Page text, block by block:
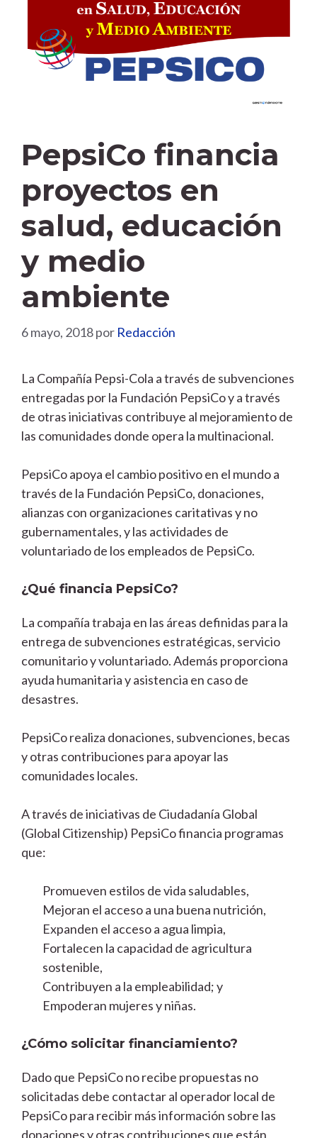
PepsiCo financia
proyectos en
salud, educación
y medio
ambiente
6 mayo, 2018por Redacción
La Compañía Pepsi-Cola a través de subvenciones
entregadas por la Fundación PepsiCo y a través
de otras iniciativas contribuye al mejoramiento de
las comunidades donde opera la multinacional.
PepsiCo apoya el cambio positivo en el mundo a
través de la Fundación PepsiCo, donaciones,
alianzas con organizaciones caritativas y no
gubernamentales, y las actividades de
voluntariado de los empleados de PepsiCo.
¿Qué financia PepsiCo?
La compañía trabaja en las áreas definidas para la
entrega de subvenciones estratégicas, servicio
comunitario y voluntariado. Además proporciona
ayuda humanitaria y asistencia en caso de
desastres.
PepsiCo realiza donaciones, subvenciones, becas
y otras contribuciones para apoyar las
comunidades locales.
A través de iniciativas de Ciudadanía Global
(Global Citizenship) PepsiCo financia programas
que:
Promueven estilos de vida saludables,
Mejoran el acceso a una buena nutrición,
Expanden el acceso a agua limpia,
Fortalecen la capacidad de agricultura
sostenible,
Contribuyen a la empleabilidad; y
Empoderan mujeres y niñas.
¿Cómo solicitar financiamiento?
Dado que PepsiCo no recibe propuestas no
solicitadas debe contactar al operador local de
PepsiCo para recibir más información sobre las
donaciones y otras contribuciones que están